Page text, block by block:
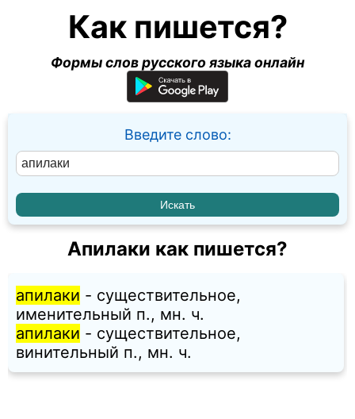
Как пишется?
Формы слов русского языка онлайн
Введите слово:
Апилаки как пишется?
апилаки - существительное,
именительный п., мн. ч.
апилаки - существительное,
винительный п., мн. ч.